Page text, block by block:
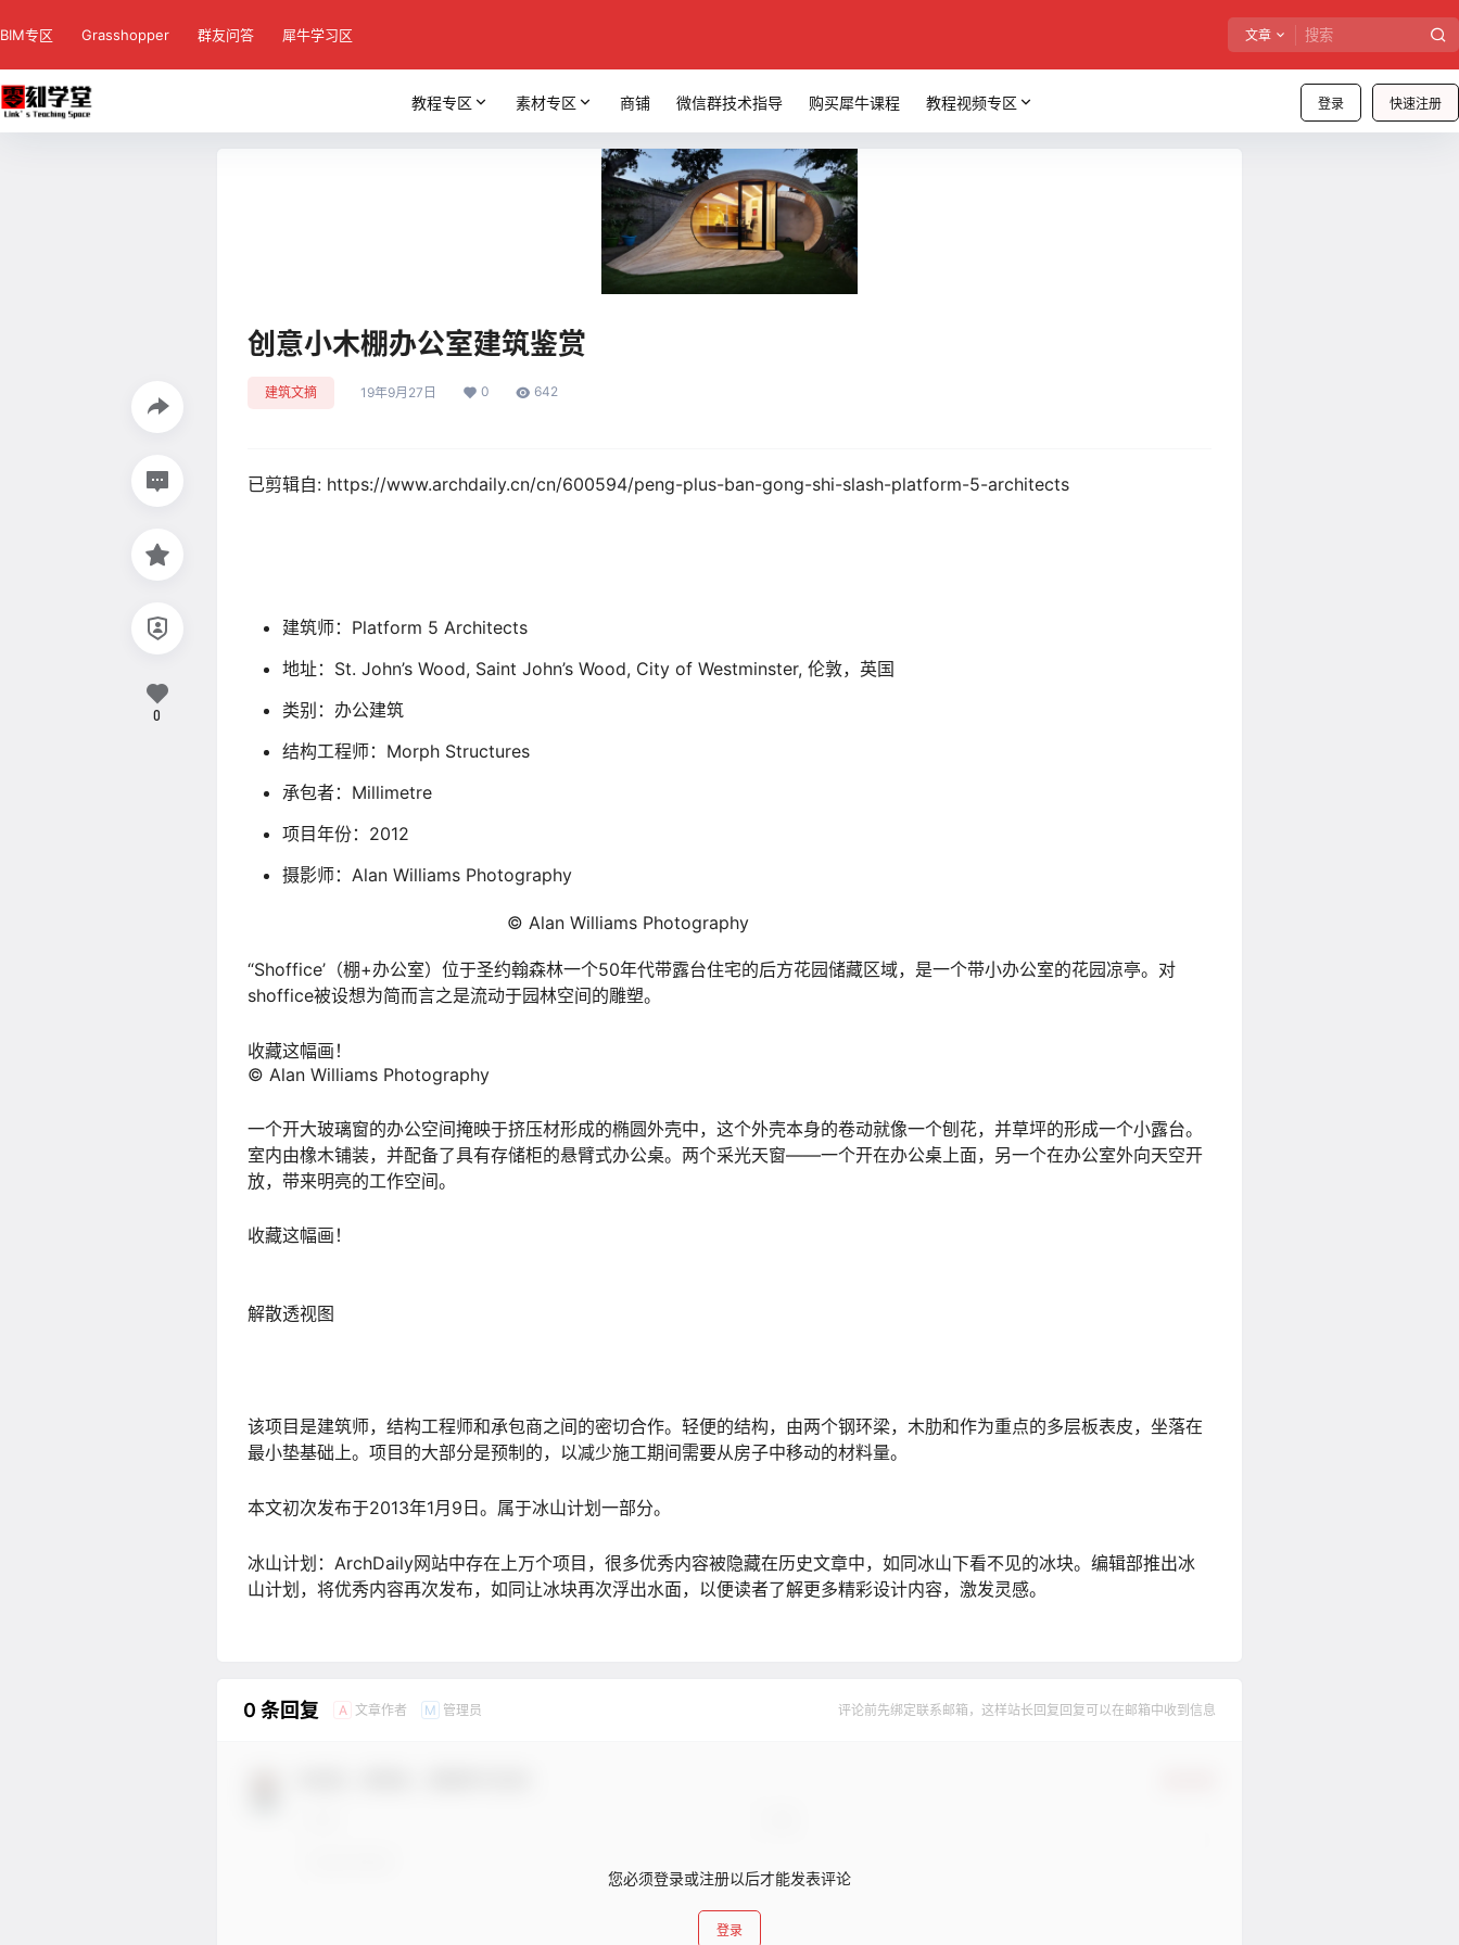
BIM专区 Grasshopper 群友问答 犀牛学习区 文章
登录 快速注册
教程专区 素材专区 商铺 微信群技术指导 购买犀牛课程 教程视频专区
创意小木棚办公室建筑鉴赏
建筑文摘 19年9月27日 0 642
已剪辑自: https://www.archdaily.cn/cn/600594/peng-plus-ban-gong-shi-slash-platform-5-architects
建筑师：Platform 5 Architects
地址：St. John’s Wood, Saint John’s Wood, City of Westminster, 伦敦，英国
类别：办公建筑
结构工程师：Morph Structures
承包者：Millimetre
项目年份：2012
摄影师：Alan Williams Photography
© Alan Williams Photography
“Shoffice’（棚+办公室）位于圣约翰森林一个50年代带露台住宅的后方花园储藏区域，是一个带小办公室的花园凉亭。对
shoffice被设想为简而言之是流动于园林空间的雕塑。
收藏这幅画！
© Alan Williams Photography
一个开大玻璃窗的办公空间掩映于挤压材形成的椭圆外壳中，这个外壳本身的卷动就像一个刨花，并草坪的形成一个小露台。
室内由橡木铺装，并配备了具有存储柜的悬臂式办公桌。两个采光天窗——一个开在办公桌上面，另一个在办公室外向天空开
放，带来明亮的工作空间。
收藏这幅画！
解散透视图
该项目是建筑师，结构工程师和承包商之间的密切合作。轻便的结构，由两个钢环梁，木肋和作为重点的多层板表皮，坐落在
最小垫基础上。项目的大部分是预制的，以减少施工期间需要从房子中移动的材料量。
本文初次发布于2013年1月9日。属于冰山计划一部分。
冰山计划：ArchDaily网站中存在上万个项目，很多优秀内容被隐藏在历史文章中，如同冰山下看不见的冰块。编辑部推出冰
山计划，将优秀内容再次发布，如同让冰块再次浮出水面，以便读者了解更多精彩设计内容，激发灵感。
0
0 条回复 A 文章作者 M 管理员 评论前先绑定联系邮箱，这样站长回复回复可以在邮箱中收到信息
您必须登录或注册以后才能发表评论
登录